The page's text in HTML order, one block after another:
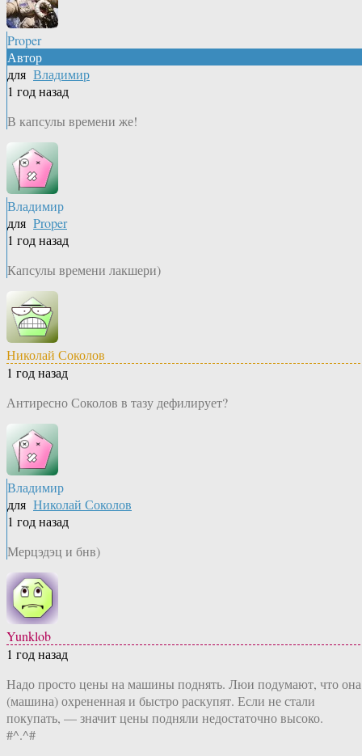
Proper
Автор
для Владимир
1 год назад
В капсулы времени же!
Владимир
для Proper
1 год назад
Капсулы времени лакшери)
Николай Соколов
1 год назад
Антиресно Соколов в тазу дефилирует?
Владимир
для Николай Соколов
1 год назад
Мерцэдэц и бнв)
Yunklob
1 год назад
Надо просто цены на машины поднять. Люи подумают, что она
(машина) охрененная и быстро раскупят. Если не стали
покупать, — значит цены подняли недостаточно высоко.
#^.^#